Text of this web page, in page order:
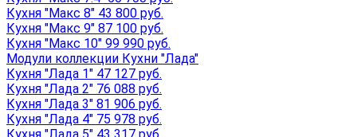
Кухня "Макс 8" 43 800 руб.
Кухня "Макс 9" 87 100 руб.
Кухня "Макс 10" 99 990 руб.
Модули коллекции Кухни "Лада"
Кухня "Лада 1" 47 127 руб.
Кухня "Лада 2" 76 088 руб.
Кухня "Лада 3" 81 906 руб.
Кухня "Лада 4" 75 978 руб.